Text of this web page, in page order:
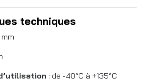
techniques
mm
: de -40°C à +135°C